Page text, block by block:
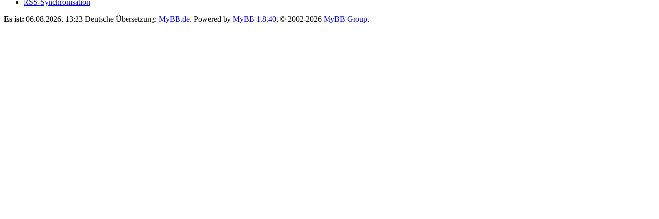
RSS-Synchronisation
Es ist: 06.08.2026, 13:23 Deutsche Übersetzung: MyBB.de, Powered by MyBB 1.8.40, © 2002-2026 MyBB Group.